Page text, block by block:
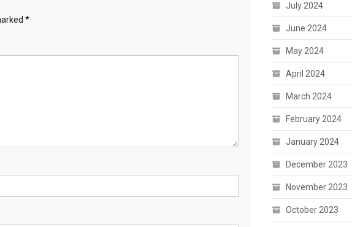
*
July 2024
June 2024
May 2024
April 2024
March 2024
February 2024
January 2024
December 2023
November 2023
October 2023